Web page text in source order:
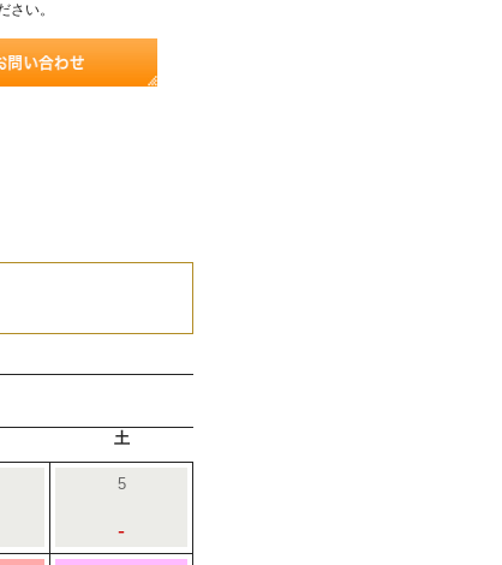
さい。
土
5
-